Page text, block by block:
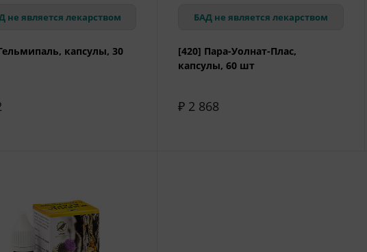
не является лекарством
капсулы, 30
БАД не является лекарством
[420] Пара-Уолнат-Плас,
капсулы, 60 шт
₽ 2 868